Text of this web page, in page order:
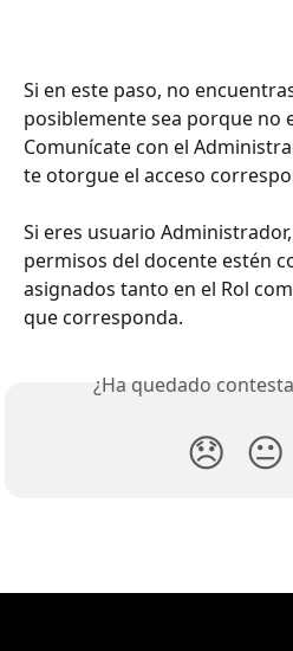
Si en este paso, no
posiblemente sea porque no
Comunícate con el
te otorgue el acceso
Si eres usuario
permisos del docente estén
asignados tanto en el Rol
que corresponda.
¿Ha quedado
😞 😐